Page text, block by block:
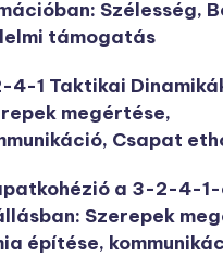
Szélesség,
támogatás
4-1 Taktikai
megértése,
Csapat
a 3-2-4-
Szerepek
építése,